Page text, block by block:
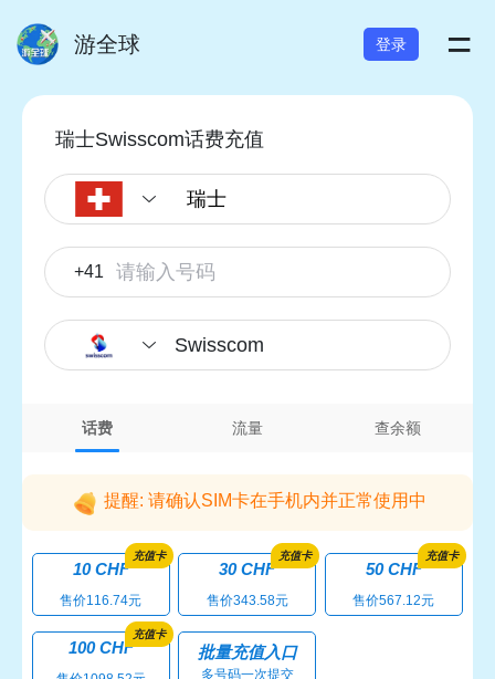
游全球 登录 =
瑞士Swisscom话费充值
+41
Swisscom
话费 流量 查余额
提醒: 请确认SIM卡在手机内并正常使用中
充值卡
10 CHF
售价116.74元
充值卡
30 CHF
售价343.58元
充值卡
50 CHF
售价567.12元
充值卡
100 CHF 批量充值入口
多号码一次提交